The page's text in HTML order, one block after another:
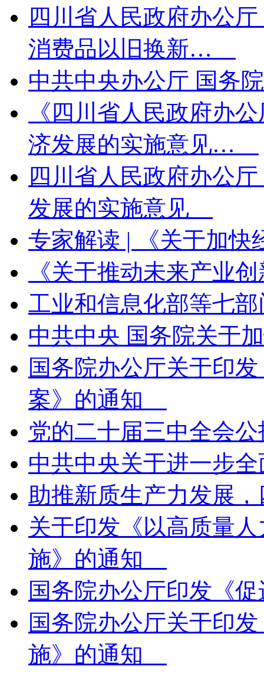
四川省人民政府办公
消费品以旧换新…
中共中央办公厅 国务
《四川省人民政府办
济发展的实施意见…
四川省人民政府办公
发展的实施意见
专家解读 | 《关于加
《关于推动未来产业
工业和信息化部等七
中共中央 国务院关于
国务院办公厅关于印
案》的通知
党的二十届三中全会
中共中央关于进一步
助推新质生产力发展
关于印发《以高质量
施》的通知
国务院办公厅印发《
国务院办公厅关于印
施》的通知